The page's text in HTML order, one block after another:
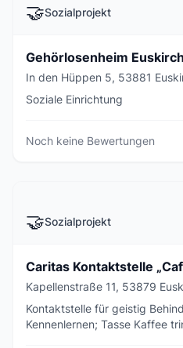
🤝Sozialprojekt
Gehörlosenheim
In den Hüppen 5, 53881
Soziale Einrichtung
Noch keine Bewertungen
🤝Sozialprojekt
Caritas Kontaktstelle
Kapellenstraße 11, 53879
Kontaktstelle für geistig
Kennenlernen; Tasse Kaffee